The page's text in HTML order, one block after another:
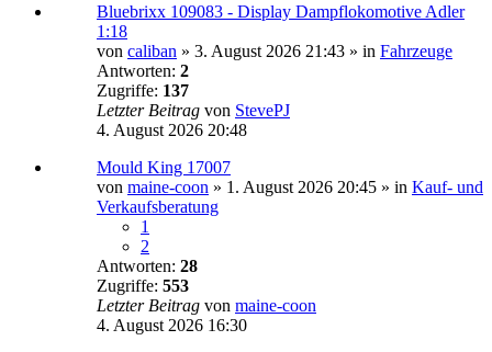
Bluebrixx 109083 - Display Dampflokomotive Adler
1:18
von caliban » 3. August 2026 21:43 » in Fahrzeuge
Antworten: 2
Zugriffe: 137
Letzter Beitrag von StevePJ
4. August 2026 20:48
Mould King 17007
von maine-coon » 1. August 2026 20:45 » in Kauf- und
Verkaufsberatung
1
2
Antworten: 28
Zugriffe: 553
Letzter Beitrag von maine-coon
4. August 2026 16:30